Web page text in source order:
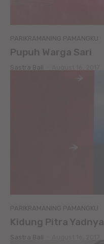
PARIKRAMANING PAMANGKU
Pupuh Warga Sari
Sastra Bali
PARIKRAMANING PAMANGKU
Kidung Pitra Yadnya
Sastra Bali